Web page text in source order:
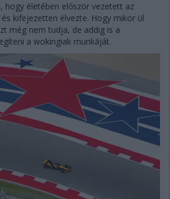
hogy életében először vezetett az
kifejezetten élvezte. Hogy mikor ül
még nem tudja, de addig is a
a wokingiak munkáját.